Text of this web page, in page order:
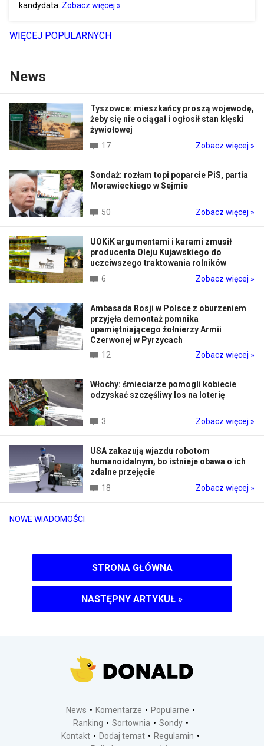
kandydata. Zobacz więcej »
WIĘCEJ POPULARNYCH
News
NOWE WIADOMOŚCI
Tyszowce: mieszkańcy proszą wojewodę,
żeby się nie ociągał i ogłosił stan klęski
żywiołowej
17
Zobacz więcej »
Sondaż: rozłam topi poparcie PiS, partia
Morawieckiego w Sejmie
50 Zobacz więcej »
UOKiK argumentami i karami zmusił
producenta Oleju Kujawskiego do
uczciwszego traktowania rolników
6
Zobacz więcej »
Ambasada Rosji w Polsce z oburzeniem
przyjęła demontaż pomnika
upamiętniającego żołnierzy Armii
Czerwonej w Pyrzycach
12
Zobacz więcej »
Włochy: śmieciarze pomogli kobiecie
odzyskać szczęśliwy los na loterię
3 Zobacz więcej »
USA zakazują wjazdu robotom
humanoidalnym, bo istnieje obawa o ich
zdalne przejęcie
18
Zobacz więcej »
STRONA GŁÓWNA
NASTĘPNY ARTYKUŁ »
News Komentarze
Popularne
Ranking
Sortownia
Sondy
Kontakt
Dodaj temat
Regulamin